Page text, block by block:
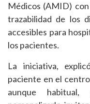
Médicos (AMID)
trazabilidad de los
accesibles para
los pacientes.
La iniciativa,
paciente en el
aunque